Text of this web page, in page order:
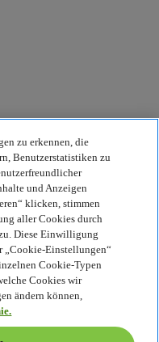
zu erkennen, die
Benutzerstatistiken zu
und Anzeigen
klicken, stimmen
aller Cookies durch
Diese Einwilligung
„Cookie-Einstellungen“
Cookie-Typen
Cookies wir
ändern können,